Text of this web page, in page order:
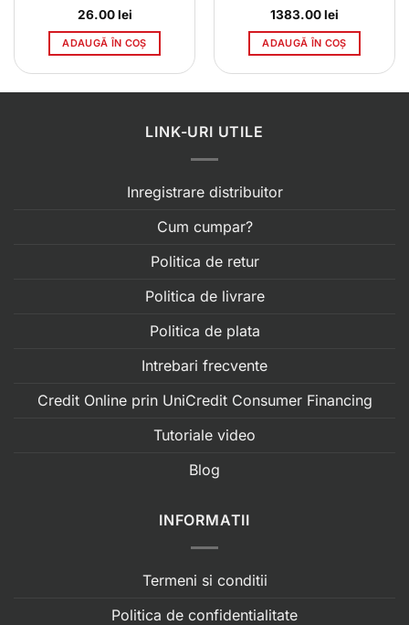
26.00lei
ADAUGĂ ÎN COȘ
1383.00lei
ADAUGĂ ÎN COȘ
LINK-URI UTILE
Inregistrare distribuitor
Cum cumpar?
Politica de retur
Politica de livrare
Politica de plata
Intrebari frecvente
Credit Online prin UniCredit Consumer Financing
Tutoriale video
Blog
INFORMATII
Termeni si conditii
Politica de confidentialitate